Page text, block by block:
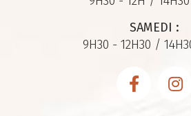
SAMEDI :
9H30 - 12H30 /